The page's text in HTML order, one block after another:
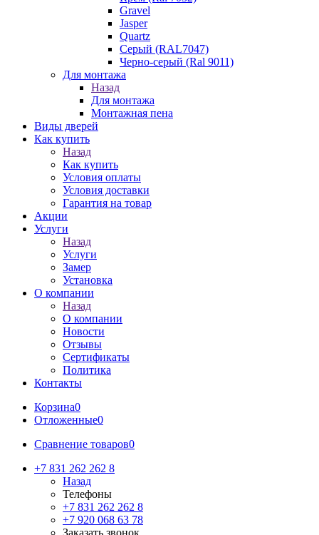
Gravel
Jasper
Quartz
Серый (RAL7047)
Черно-серый (Ral 9011)
Для монтажа
Назад
Для монтажа
Монтажная пена
Виды дверей
Как купить
Назад
Как купить
Условия оплаты
Условия доставки
Гарантия на товар
Акции
Услуги
Назад
Услуги
Замер
Установка
О компании
Назад
О компании
Новости
Отзывы
Сертификаты
Политика
Контакты
Корзина0
Отложенные0
Сравнение товаров0
+7 831 262 262 8
Назад
Телефоны
+7 831 262 262 8
+7 920 068 63 78
Заказать звонок